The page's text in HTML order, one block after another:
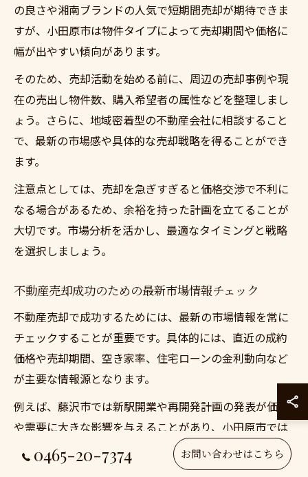
の良さや湘南ブランドの人気で短期間売却が期待できま
すが、小田原市は物件タイプによって売却期間や価格に
幅が出やすい傾向があります。
そのため、売却活動を始める前に、周辺の売却事例や現
在の売出し物件数、購入希望者の属性などを整理しまし
ょう。さらに、地域密着型の不動産会社に相談すること
で、最新の市場感や具体的な売却戦略を得ることができ
ます。
注意点としては、売却を急ぎすぎると価格交渉で不利に
なる場合があるため、余裕を持った計画を立てることが
大切です。市場分析を活かし、最適なタイミングと戦略
を選択しましょう。
不動産売却成功のための最新市場情報チェック
不動産売却で成功するためには、最新の市場情報を常に
チェックすることが重要です。具体的には、直近の成約
価格や売却期間、空き家率、住宅ローンの金利動向など
が主要な情報源となります。
例えば、藤沢市では新駅開業や再開発計画の発表が価格
や需要に大きな影響を与えることがあり、小田原市では
移住希望者の増加や生活利便性向上が売却期待値を押し
上げています。こうした情報は、不動産会社の公式サイ
0465-20-7374 お問い合わせはこちら